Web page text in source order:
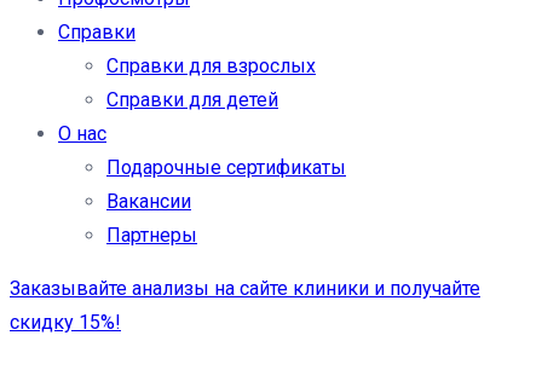
Справки
Справки для взрослых
Справки для детей
О нас
Подарочные сертификаты
Вакансии
Партнеры
Заказывайте анализы на сайте клиники и получайте
скидку 15%!